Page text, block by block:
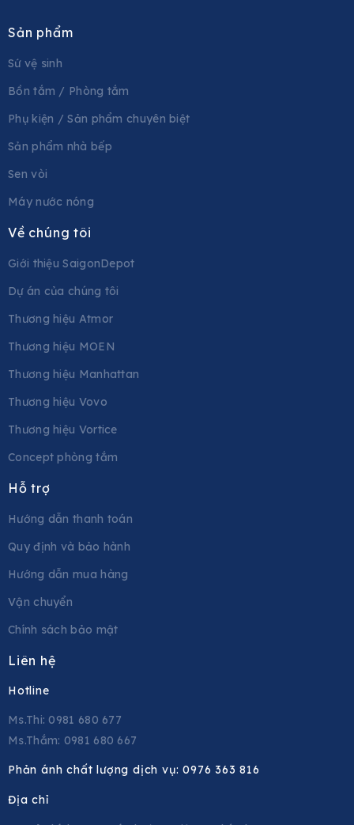
Sản phẩm
Sứ vệ sinh
Bồn tắm / Phòng tắm
Phụ kiện / Sản phẩm chuyên biệt
Sản phẩm nhà bếp
Sen vòi
Máy nước nóng
Về chúng tôi
Giới thiệu SaigonDepot
Dự án của chúng tôi
Thương hiệu Atmor
Thương hiệu MOEN
Thương hiệu Manhattan
Thương hiệu Vovo
Thương hiệu Vortice
Concept phòng tắm
Hỗ trợ
Hướng dẫn thanh toán
Quy định và bảo hành
Hướng dẫn mua hàng
Vận chuyển
Chính sách bảo mật
Liên hệ
Hotline
Ms.Thi: 0981 680 677
Ms.Thắm: 0981 680 667
Phản ánh chất lượng dịch vụ:0976 363 816
Địa chỉ